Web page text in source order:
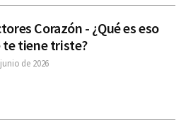
Corazón - ¿Qué es eso
te tiene triste?
de 2026